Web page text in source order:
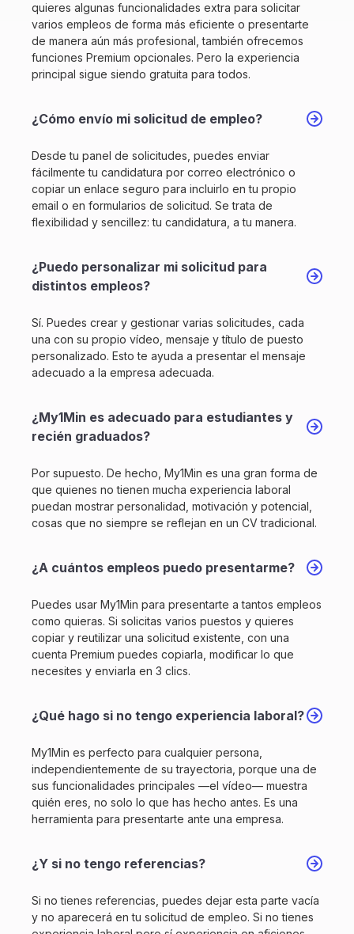
quieres algunas funcionalidades extra para solicitar
varios empleos de forma más eficiente o presentarte
de manera aún más profesional, también ofrecemos
funciones Premium opcionales. Pero la experiencia
principal sigue siendo gratuita para todos.
¿Cómo envío mi solicitud de empleo?
Desde tu panel de solicitudes, puedes enviar
fácilmente tu candidatura por correo electrónico o
copiar un enlace seguro para incluirlo en tu propio
email o en formularios de solicitud. Se trata de
flexibilidad y sencillez: tu candidatura, a tu manera.
¿Puedo personalizar mi solicitud para
distintos empleos?
Sí. Puedes crear y gestionar varias solicitudes, cada
una con su propio vídeo, mensaje y título de puesto
personalizado. Esto te ayuda a presentar el mensaje
adecuado a la empresa adecuada.
¿My1Min es adecuado para estudiantes y
recién graduados?
Por supuesto. De hecho, My1Min es una gran forma de
que quienes no tienen mucha experiencia laboral
puedan mostrar personalidad, motivación y potencial,
cosas que no siempre se reflejan en un CV tradicional.
¿A cuántos empleos puedo presentarme?
Puedes usar My1Min para presentarte a tantos empleos
como quieras. Si solicitas varios puestos y quieres
copiar y reutilizar una solicitud existente, con una
cuenta Premium puedes copiarla, modificar lo que
necesites y enviarla en 3 clics.
¿Qué hago si no tengo experiencia laboral?
My1Min es perfecto para cualquier persona,
independientemente de su trayectoria, porque una de
sus funcionalidades principales —el vídeo— muestra
quién eres, no solo lo que has hecho antes. Es una
herramienta para presentarte ante una empresa.
¿Y si no tengo referencias?
Si no tienes referencias, puedes dejar esta parte vacía
y no aparecerá en tu solicitud de empleo. Si no tienes